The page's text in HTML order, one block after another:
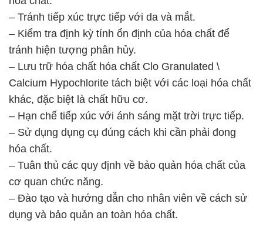
– Tránh tiếp xúc trực tiếp với da và mắt.
– Kiểm tra định kỳ tính ổn định của hóa chất để
tránh hiện tượng phân hủy.
– Lưu trữ hóa chất hóa chất Clo Granulated \
Calcium Hypochlorite tách biệt với các loại hóa chất
khác, đặc biệt là chất hữu cơ.
– Hạn chế tiếp xúc với ánh sáng mặt trời trực tiếp.
– Sử dụng dụng cụ đúng cách khi cần phải đong
hóa chất.
– Tuân thủ các quy định về bảo quản hóa chất của
cơ quan chức năng.
– Đào tạo và hướng dẫn cho nhân viên về cách sử
dụng và bảo quản an toàn hóa chất.